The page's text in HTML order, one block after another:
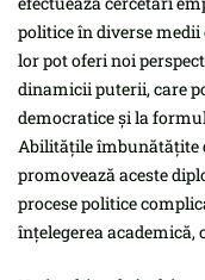
politice în diverse
lor pot oferi noi
dinamicii puterii, care
democratice și la
Abilitățile îmbunătățite
promovează aceste
procese politice
înțelegerea